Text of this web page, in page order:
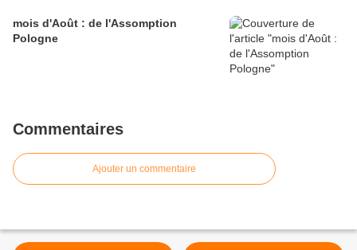
mois d'Août : de l'Assomption
Pologne
Commentaires
Ajouter un commentaire